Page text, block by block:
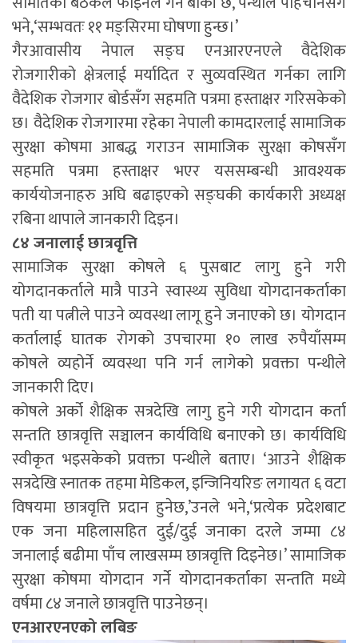
भने,‘सम्भवतः ११ मङ्सिरमा घोषणा हुन्छ।’
गैरआवासीय नेपाल सङ्घ एनआरएनएले वैदेशिक
रोजगारीको क्षेत्रलाई मर्यादित र सुव्यवस्थित गर्नका लागि
वैदेशिक रोजगार बोर्डसँग सहमति पत्रमा हस्ताक्षर गरिसकेको
छ। वैदेशिक रोजगारमा रहेका नेपाली कामदारलाई सामाजिक
सुरक्षा कोषमा आबद्ध गराउन सामाजिक सुरक्षा कोषसँग
सहमति पत्रमा हस्ताक्षर भएर यससम्बन्धी आवश्यक
कार्ययोजनाहरु अघि बढाइएको सङ्घकी कार्यकारी अध्यक्ष
रबिना थापाले जानकारी दिइन।
८४ जनालाई छात्रवृत्ति
सामाजिक सुरक्षा कोषले ६ पुसबाट लागु हुने गरी
योगदानकर्ताले मात्रै पाउने स्वास्थ्य सुविधा योगदानकर्ताका
पती या पत्नीले पाउने व्यवस्था लागू हुने जनाएको छ। योगदान
कर्तालाई घातक रोगको उपचारमा १० लाख रुपैयाँसम्म
कोषले व्यहोर्ने व्यवस्था पनि गर्न लागेको प्रवक्ता पन्थीले
जानकारी दिए।
कोषले अर्को शैक्षिक सत्रदेखि लागु हुने गरी योगदान कर्ता
सन्तति छात्रवृत्ति सञ्चालन कार्यविधि बनाएको छ। कार्यविधि
स्वीकृत भइसकेको प्रवक्ता पन्थीले बताए। ‘आउने शैक्षिक
सत्रदेखि स्नातक तहमा मेडिकल, इन्जिनियरिङ लगायत ६ वटा
विषयमा छात्रवृत्ति प्रदान हुनेछ,’उनले भने,‘प्रत्येक प्रदेशबाट
एक जना महिलासहित दुई/दुई जनाका दरले जम्मा ८४
जनालाई बढीमा पाँच लाखसम्म छात्रवृत्ति दिइनेछ।’ सामाजिक
सुरक्षा कोषमा योगदान गर्ने योगदानकर्ताका सन्तति मध्ये
वर्षमा ८४ जनाले छात्रवृत्ति पाउनेछन्।
एनआरएनएको लबिङ